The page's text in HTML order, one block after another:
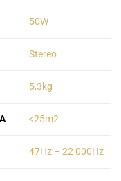
50W
Stereo
5,3kg
<25m2
47Hz – 22 000Hz